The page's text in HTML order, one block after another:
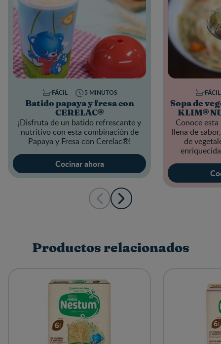
Batido papaya y fresa con
CERELAC®
¡Disfruta de un batido refrescante y
nutritivo con esta combinación de
Papaya y Fresa con Cerelac®!
FÁCIL 5 MINUTOS
Cocinar ahora
Sopa de
KLIM®
Conoce
llena de
de
FÁCIL
Productos relacionados